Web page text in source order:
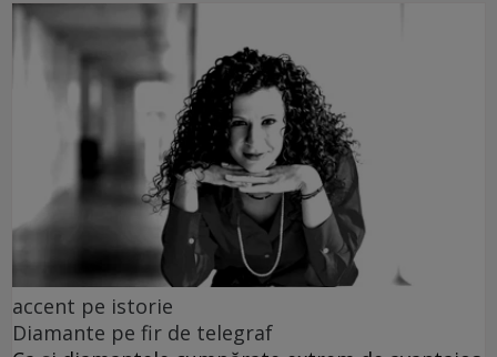
accent pe istorie
Diamante pe fir de telegraf